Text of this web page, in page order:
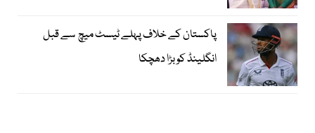
پاکستان کے خلاف پہلے ٹیسٹ میچ سے قبل
انگلینڈ کو بڑا دھچکا